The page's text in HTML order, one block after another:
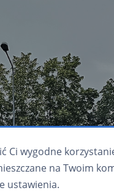
wygodne
na Twoim
ustawienia.